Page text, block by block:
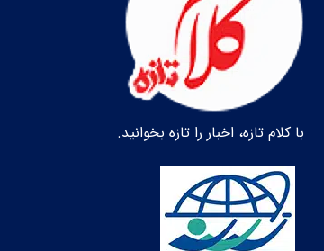
با کلام تازه، اخبار را تازه بخوانید.